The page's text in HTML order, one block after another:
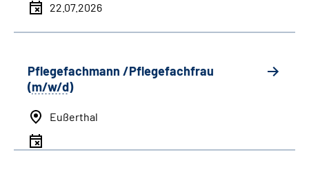
22.07.2026
Pflegefachmann /Pflegefachfrau
(m/w/d)
Eußerthal